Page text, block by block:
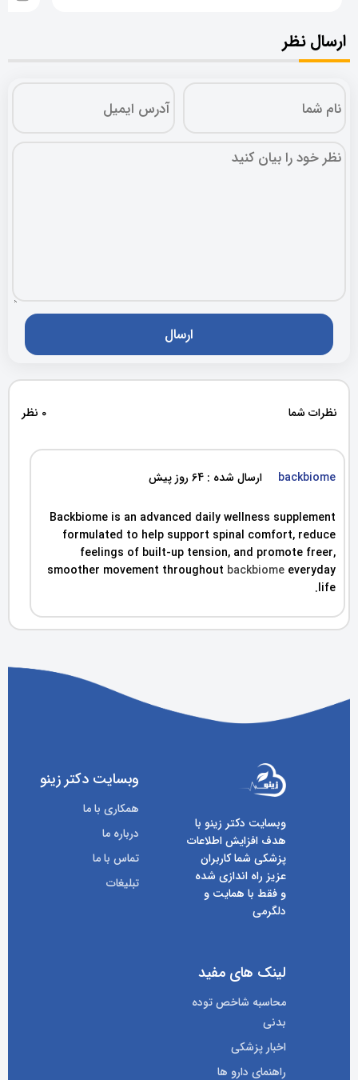
ارسال نظر
نظرات شما 0 نظر
backbiome ارسال شده : 64 روز پیش
Backbiome is an advanced daily wellness supplement
formulated to help support spinal comfort, reduce
feelings of built-up tension, and promote freer,
smoother movement throughout backbiome everyday
life.
وبسایت دکتر زینو با
هدف افزایش اطلاعات
پزشکی شما کاربران
عزیز راه اندازی شده
و فقط با همایت و
دلگرمی
وبسایت دکتر زینو
همکاری با ما
درباره ما
تماس با ما
تبلیغات
لینک های مفید
محاسبه شاخص توده
بدنی
اخبار پزشکی
راهنمای دارو ها